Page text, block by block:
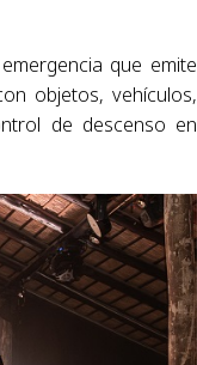
que emite
objetos, vehículos,
de descenso en